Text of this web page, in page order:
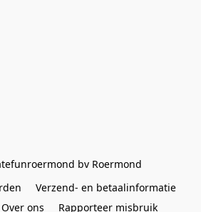
bv Roermond
Verzend- en betaalinformatie
Over ons Rapporteer misbruik